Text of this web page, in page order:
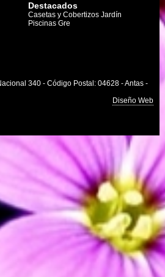
Destacados
Casetas y Cobertizos Jardín
Piscinas Gre
340 - Código Postal: 04628 - Antas -
Diseño Web